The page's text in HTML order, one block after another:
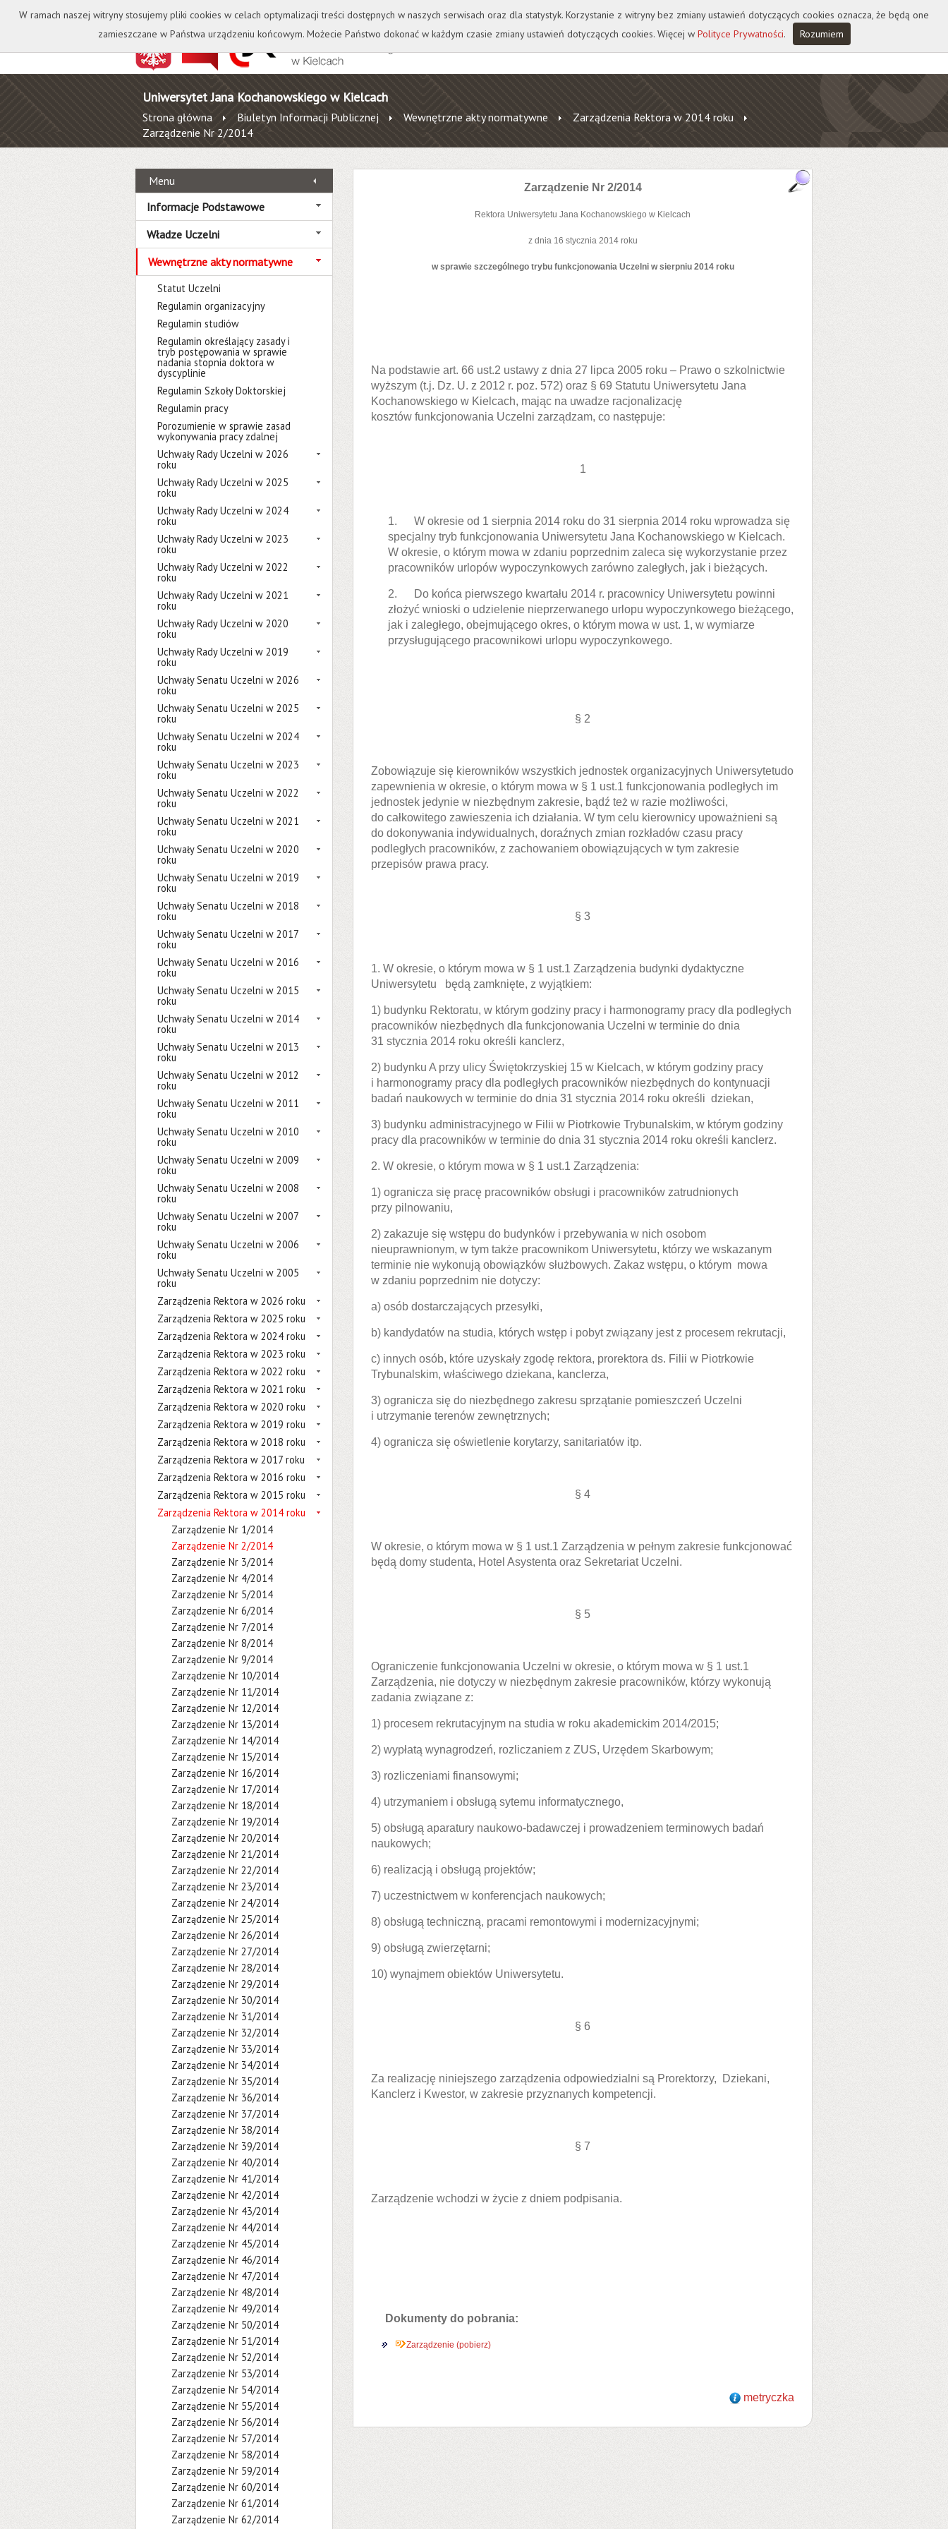
Kontakt Biblioteka Wydawnictwo Wirtualna Uczelnia A A A A
Uniwersytet Jana Kochanowskiego w Kielcach
Strona główna Biuletyn Informacji Publicznej Wewnętrzne akty normatywne
Zarządzenia Rektora w 2014 roku
Zarządzenie Nr 2/2014
Menu
Informacje Podstawowe
Władze Uczelni
Wewnętrzne akty normatywne
Statut Uczelni
Regulamin organizacyjny
Regulamin studiów
Regulamin określający zasady i
tryb postępowania w sprawie
nadania stopnia doktora w
dyscyplinie
Regulamin Szkoły Doktorskiej
Regulamin pracy
Porozumienie w sprawie zasad
wykonywania pracy zdalnej
Uchwały Rady Uczelni w 2026
roku
Uchwały Rady Uczelni w 2025
roku
Uchwały Rady Uczelni w 2024
roku
Uchwały Rady Uczelni w 2023
roku
Uchwały Rady Uczelni w 2022
roku
Uchwały Rady Uczelni w 2021
roku
Uchwały Rady Uczelni w 2020
roku
Uchwały Rady Uczelni w 2019
roku
Uchwały Senatu Uczelni w 2026
roku
Uchwały Senatu Uczelni w 2025
roku
Uchwały Senatu Uczelni w 2024
roku
Uchwały Senatu Uczelni w 2023
roku
Uchwały Senatu Uczelni w 2022
roku
Uchwały Senatu Uczelni w 2021
roku
Uchwały Senatu Uczelni w 2020
roku
Uchwały Senatu Uczelni w 2019
roku
Uchwały Senatu Uczelni w 2018
roku
Uchwały Senatu Uczelni w 2017
roku
Uchwały Senatu Uczelni w 2016
roku
Uchwały Senatu Uczelni w 2015
roku
Uchwały Senatu Uczelni w 2014
roku
Uchwały Senatu Uczelni w 2013
roku
Uchwały Senatu Uczelni w 2012
roku
Uchwały Senatu Uczelni w 2011
roku
Uchwały Senatu Uczelni w 2010
roku
Uchwały Senatu Uczelni w 2009
roku
Uchwały Senatu Uczelni w 2008
roku
Uchwały Senatu Uczelni w 2007
roku
Uchwały Senatu Uczelni w 2006
roku
Uchwały Senatu Uczelni w 2005
roku
Zarządzenia Rektora w 2026 roku
Zarządzenia Rektora w 2025 roku
Zarządzenia Rektora w 2024 roku
Zarządzenia Rektora w 2023 roku
Zarządzenia Rektora w 2022 roku
Zarządzenia Rektora w 2021 roku
Zarządzenia Rektora w 2020 roku
Zarządzenia Rektora w 2019 roku
Zarządzenia Rektora w 2018 roku
Zarządzenia Rektora w 2017 roku
Zarządzenia Rektora w 2016 roku
Zarządzenia Rektora w 2015 roku
Zarządzenia Rektora w 2014 roku
Zarządzenie Nr 1/2014
Zarządzenie Nr 2/2014
Zarządzenie Nr 3/2014
Zarządzenie Nr 4/2014
Zarządzenie Nr 5/2014
Zarządzenie Nr 6/2014
Zarządzenie Nr 7/2014
Zarządzenie Nr 8/2014
Zarządzenie Nr 9/2014
Zarządzenie Nr 10/2014
Zarządzenie Nr 11/2014
Zarządzenie Nr 12/2014
Zarządzenie Nr 13/2014
Zarządzenie Nr 14/2014
Zarządzenie Nr 15/2014
Zarządzenie Nr 16/2014
Zarządzenie Nr 17/2014
Zarządzenie Nr 18/2014
Zarządzenie Nr 19/2014
Zarządzenie Nr 20/2014
Zarządzenie Nr 21/2014
Zarządzenie Nr 22/2014
Zarządzenie Nr 23/2014
Zarządzenie Nr 24/2014
Zarządzenie Nr 25/2014
Zarządzenie Nr 26/2014
Zarządzenie Nr 27/2014
Zarządzenie Nr 28/2014
Zarządzenie Nr 29/2014
Zarządzenie Nr 30/2014
Zarządzenie Nr 31/2014
Zarządzenie Nr 32/2014
Zarządzenie Nr 33/2014
Zarządzenie Nr 34/2014
Zarządzenie Nr 35/2014
Zarządzenie Nr 36/2014
Zarządzenie Nr 37/2014
Zarządzenie Nr 38/2014
Zarządzenie Nr 39/2014
Zarządzenie Nr 40/2014
Zarządzenie Nr 41/2014
Zarządzenie Nr 42/2014
Zarządzenie Nr 43/2014
Zarządzenie Nr 44/2014
Zarządzenie Nr 45/2014
Zarządzenie Nr 46/2014
Zarządzenie Nr 47/2014
Zarządzenie Nr 48/2014
Zarządzenie Nr 49/2014
Zarządzenie Nr 50/2014
Zarządzenie Nr 51/2014
Zarządzenie Nr 52/2014
Zarządzenie Nr 53/2014
Zarządzenie Nr 54/2014
Zarządzenie Nr 55/2014
Zarządzenie Nr 56/2014
Zarządzenie Nr 57/2014
Zarządzenie Nr 58/2014
Zarządzenie Nr 59/2014
Zarządzenie Nr 60/2014
Zarządzenie Nr 61/2014
Zarządzenie Nr 62/2014
Zarządzenie Nr 2/2014
Rektora Uniwersytetu Jana Kochanowskiego w Kielcach
z dnia 16 stycznia 2014 roku
w sprawie szczególnego trybu funkcjonowania Uczelni w sierpniu 2014 roku
Na podstawie art. 66 ust.2 ustawy z dnia 27 lipca 2005 roku – Prawo o szkolnictwie
wyższym (t.j. Dz. U. z 2012 r. poz. 572) oraz § 69 Statutu Uniwersytetu Jana
Kochanowskiego w Kielcach, mając na uwadze racjonalizację
kosztów funkcjonowania Uczelni zarządzam, co następuje:
1
1. W okresie od 1 sierpnia 2014 roku do 31 sierpnia 2014 roku wprowadza się
specjalny tryb funkcjonowania Uniwersytetu Jana Kochanowskiego w Kielcach.
W okresie, o którym mowa w zdaniu poprzednim zaleca się wykorzystanie przez
pracowników urlopów wypoczynkowych zarówno zaległych, jak i bieżących.
2. Do końca pierwszego kwartału 2014 r. pracownicy Uniwersytetu powinni
złożyć wnioski o udzielenie nieprzerwanego urlopu wypoczynkowego bieżącego,
jak i zaległego, obejmującego okres, o którym mowa w ust. 1, w wymiarze
przysługującego pracownikowi urlopu wypoczynkowego.
§ 2
Zobowiązuje się kierowników wszystkich jednostek organizacyjnych Uniwersytetudo
zapewnienia w okresie, o którym mowa w § 1 ust.1 funkcjonowania podległych im
jednostek jedynie w niezbędnym zakresie, bądź też w razie możliwości,
do całkowitego zawieszenia ich działania. W tym celu kierownicy upoważnieni są
do dokonywania indywidualnych, doraźnych zmian rozkładów czasu pracy
podległych pracowników, z zachowaniem obowiązujących w tym zakresie
przepisów prawa pracy.
§ 3
1. W okresie, o którym mowa w § 1 ust.1 Zarządzenia budynki dydaktyczne
Uniwersytetu będą zamknięte, z wyjątkiem:
1) budynku Rektoratu, w którym godziny pracy i harmonogramy pracy dla podległych
pracowników niezbędnych dla funkcjonowania Uczelni w terminie do dnia
31 stycznia 2014 roku określi kanclerz,
2) budynku A przy ulicy Świętokrzyskiej 15 w Kielcach, w którym godziny pracy
i harmonogramy pracy dla podległych pracowników niezbędnych do kontynuacji
badań naukowych w terminie do dnia 31 stycznia 2014 roku określi dziekan,
3) budynku administracyjnego w Filii w Piotrkowie Trybunalskim, w którym godziny
pracy dla pracowników w terminie do dnia 31 stycznia 2014 roku określi kanclerz.
2. W okresie, o którym mowa w § 1 ust.1 Zarządzenia:
1) ogranicza się pracę pracowników obsługi i pracowników zatrudnionych
przy pilnowaniu,
2) zakazuje się wstępu do budynków i przebywania w nich osobom
nieuprawnionym, w tym także pracownikom Uniwersytetu, którzy we wskazanym
terminie nie wykonują obowiązków służbowych. Zakaz wstępu, o którym mowa
w zdaniu poprzednim nie dotyczy:
a) osób dostarczających przesyłki,
b) kandydatów na studia, których wstęp i pobyt związany jest z procesem rekrutacji,
c) innych osób, które uzyskały zgodę rektora, prorektora ds. Filii w Piotrkowie
Trybunalskim, właściwego dziekana, kanclerza,
3) ogranicza się do niezbędnego zakresu sprzątanie pomieszczeń Uczelni
i utrzymanie terenów zewnętrznych;
4) ogranicza się oświetlenie korytarzy, sanitariatów itp.
§ 4
W okresie, o którym mowa w § 1 ust.1 Zarządzenia w pełnym zakresie funkcjonować
będą domy studenta, Hotel Asystenta oraz Sekretariat Uczelni.
§ 5
Ograniczenie funkcjonowania Uczelni w okresie, o którym mowa w § 1 ust.1
Zarządzenia, nie dotyczy w niezbędnym zakresie pracowników, którzy wykonują
zadania związane z:
1) procesem rekrutacyjnym na studia w roku akademickim 2014/2015;
2) wypłatą wynagrodzeń, rozliczaniem z ZUS, Urzędem Skarbowym;
3) rozliczeniami finansowymi;
4) utrzymaniem i obsługą sytemu informatycznego,
5) obsługą aparatury naukowo-badawczej i prowadzeniem terminowych badań
naukowych;
6) realizacją i obsługą projektów;
7) uczestnictwem w konferencjach naukowych;
8) obsługą techniczną, pracami remontowymi i modernizacyjnymi;
9) obsługą zwierzętarni;
10) wynajmem obiektów Uniwersytetu.
§ 6
Za realizację niniejszego zarządzenia odpowiedzialni są Prorektorzy, Dziekani,
Kanclerz i Kwestor, w zakresie przyznanych kompetencji.
§ 7
Zarządzenie wchodzi w życie z dniem podpisania.
Dokumenty do pobrania:
Zarządzenie (pobierz)
metryczka
W ramach naszej witryny stosujemy pliki cookies w celach optymalizacji treści dostępnych w naszych serwisach oraz dla statystyk. Korzystanie z witryny bez zmiany ustawień dotyczących cookies oznacza, że będą one
zamieszczane w Państwa urządzeniu końcowym. Możecie Państwo dokonać w każdym czasie zmiany ustawień dotyczących cookies. Więcej w Polityce Prywatności. Rozumiem